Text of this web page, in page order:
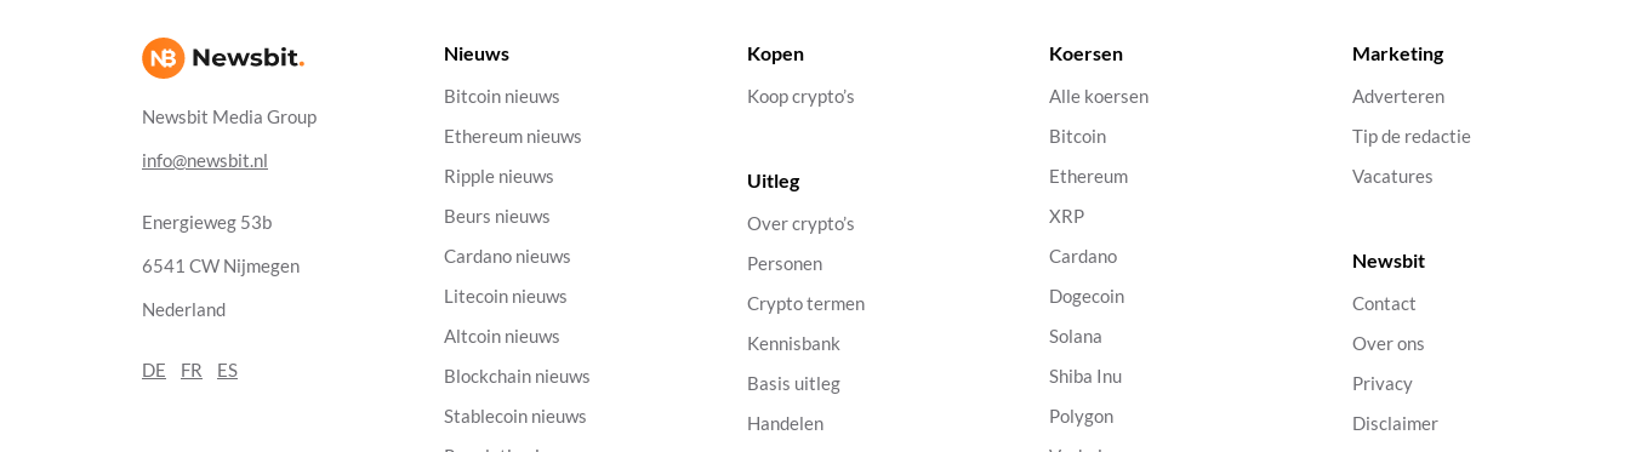
Newsbit Media Group
info@newsbit.nl
Energieweg 53b
6541 CW Nijmegen
Nederland
DE FR ES
Nieuws
Bitcoin nieuws
Ethereum nieuws
Ripple nieuws
Beurs nieuws
Cardano nieuws
Litecoin nieuws
Altcoin nieuws
Blockchain nieuws
Stablecoin nieuws
Kopen
Koop crypto’s
Uitleg
Over crypto’s
Personen
Crypto termen
Kennisbank
Basis uitleg
Handelen
Koersen
Alle koersen
Bitcoin
Ethereum
XRP
Cardano
Dogecoin
Solana
Shiba Inu
Polygon
Marketing
Adverteren
Tip de redactie
Vacatures
Newsbit
Contact
Over ons
Privacy
Disclaimer